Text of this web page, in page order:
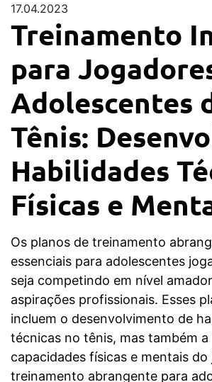
17.04.2023
Treinamento
para
Adolescentes
Tênis:
Habilidades
Físicas e
Os planos de treinamento
essenciais para adolescentes
seja competindo em nível
aspirações profissionais. Esses
incluem o desenvolvimento de
técnicas no tênis, mas também a
capacidades físicas e mentais do
treinamento abrangente para